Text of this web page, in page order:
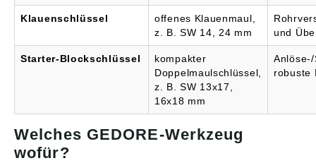
Klauenschlüssel
offenes Klauenmaul,
z. B. SW 14, 24 mm
und
Starter-Blockschlüssel
kompakter
Doppelmaulschlüssel,
z. B. SW 13x17,
16x18 mm
robuste
Welches GEDORE-Werkzeug
wofür?